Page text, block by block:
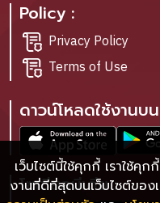
เว็บไซต์นี้ใช้คุกกี้ เราใช้คุ
งานที่ดีที่สุดบนเว็บไซต์ของ
Policy :
Privacy Policy
Terms of Use
ดาวน์โหลดใช้งานบ
โซเชียลมีเดีย :